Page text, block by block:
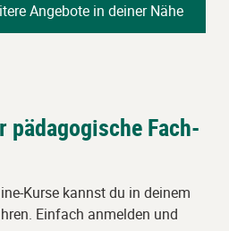
Angebote in deiner Nähe
pädagogische Fach-
Kurse kannst du in deinem
Einfach anmelden und